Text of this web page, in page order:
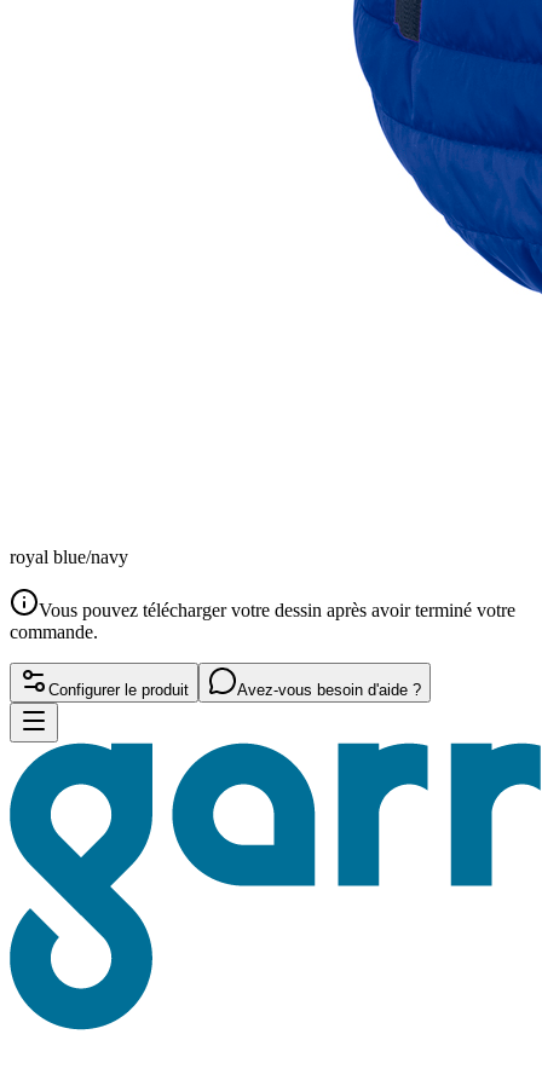
royal blue/navy
Vous pouvez télécharger votre dessin après avoir terminé votre
commande.
Configurer le produit Avez-vous besoin d'aide ?